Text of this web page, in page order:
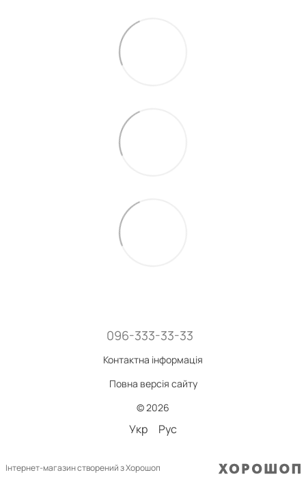
096-333-33-33
Контактна інформація
Повна версія сайту
© 2026
Укр Рус
Інтернет-магазин створений з Хорошоп